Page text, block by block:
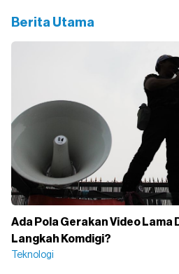
Berita Utama
Ada Pola Gerakan Video Lama
Langkah Komdigi?
Teknologi